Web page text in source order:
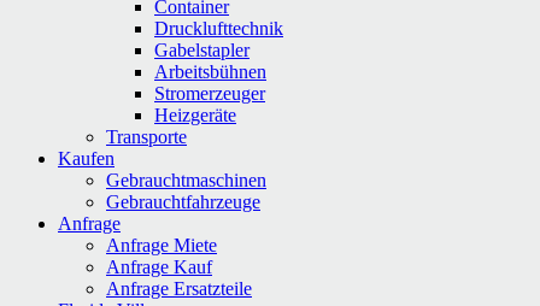
Container
Drucklufttechnik
Gabelstapler
Arbeitsbühnen
Stromerzeuger
Heizgeräte
Transporte
Kaufen
Gebrauchtmaschinen
Gebrauchtfahrzeuge
Anfrage
Anfrage Miete
Anfrage Kauf
Anfrage Ersatzteile